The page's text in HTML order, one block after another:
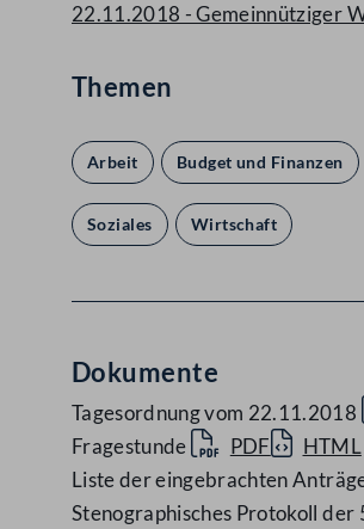
22.11.2018 - Gemeinnütziger
Themen
Arbeit Budget und Finanzen
Soziales Wirtschaft
Dokumente
Tagesordnung vom 22.11.2018
Fragestunde
PDF
HTML
Liste der eingebrachten
Stenographisches Protokoll der